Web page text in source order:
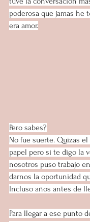
poderosa que jamas he
era amor.
Pero sabes?
No fue suerte. Quizas
papel pero si te digo la
nosotros puso trabajo
darnos la oportunidad
Incluso años antes de
Para llegar a ese punto